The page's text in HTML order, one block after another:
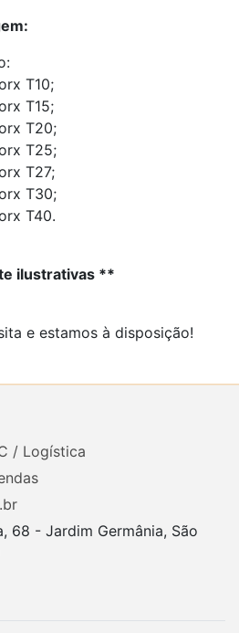
T10;
T15;
T20;
T25;
T27;
T30;
T40.
ilustrativas **
e estamos à disposição!
68 - Jardim Germânia, São